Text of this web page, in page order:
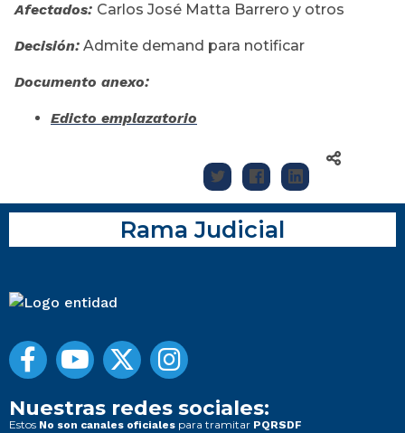
Afectados: Carlos José Matta Barrero y otros
Decisión: Admite demand para notificar
Documento anexo:
Edicto emplazatorio
Rama Judicial
Nuestras redes sociales:
Estos No son canales oficiales para tramitar PQRSDF